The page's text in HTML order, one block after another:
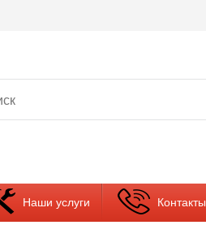
Наши услуги Контакты